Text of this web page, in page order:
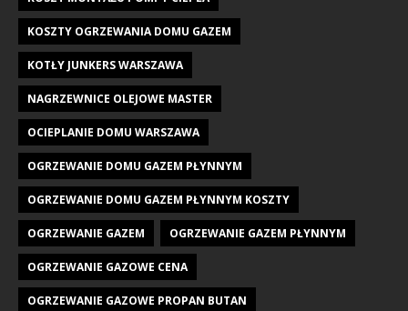
KOSZTY OGRZEWANIA DOMU GAZEM
KOTŁY JUNKERS WARSZAWA
NAGRZEWNICE OLEJOWE MASTER
OCIEPLANIE DOMU WARSZAWA
OGRZEWANIE DOMU GAZEM PŁYNNYM
OGRZEWANIE DOMU GAZEM PŁYNNYM KOSZTY
OGRZEWANIE GAZEM OGRZEWANIE GAZEM PŁYNNYM
OGRZEWANIE GAZOWE CENA
OGRZEWANIE GAZOWE PROPAN BUTAN